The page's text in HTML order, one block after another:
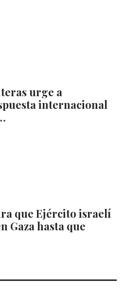
urge a
internacional
que Ejército israelí
Gaza hasta que